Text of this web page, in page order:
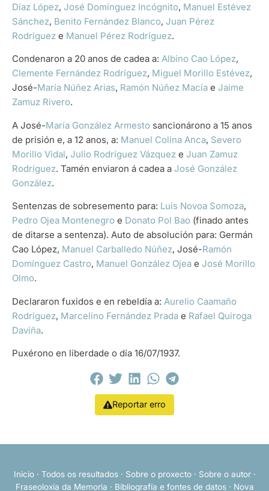
Díaz López, José Domínguez Incógnito, Manuel Estévez
Sánchez, Benito Fernández Blanco, Juan Pérez
Rodríguez e Manuel Pérez Rodríguez.
Condenaron a 20 anos de cadea a: Albino Cao López,
Clemente Fernández Rodríguez, Miguel Morillo Estévez,
José-María Núñez Arias, Ramón Núñez Macía e Jaime
Zamuz Rivero.
A José-María González Armesto sancionárono a 15 anos
de prisión e, a 12 anos, a: Manuel Colina Anca, Severo
Morillo Vidal, Julio Rodríguez Vázquez e Juan Zamuz
Rodríguez. Tamén enviaron á cadea a José González
González.
Sentenzas de sobresemento para: Luis Novoa Somoza,
Pedro Ojea Montenegro e Donato Pol Bao (finado antes
de ditarse a sentenza). Auto de absolución para: Germán
Cao López, Manuel Carballedo Núñez, José-Ramón
Domínguez Castro, Manuel González Ojea e José Morillo
Olmo.
Declararon fuxidos e en rebeldía a: Aurelio Caamaño
Rodríguez, Marcelino Fernández Prada e Rafael Quiroga
Daviña.
Puxérono en liberdade o día 16/07/1937.
Reportar erro
Inicio· Todos os resultados· Sobre o proxecto· Sobre o autor·
Fraseoloxía da Memoria · Bibliografía e fontes de datos· Nova